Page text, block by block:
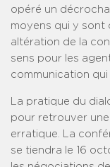
opéré un
moyens qui y sont
altération de la
sens pour les
communication qui
La pratique du
pour retrouver
erratique. La
se tiendra le 16